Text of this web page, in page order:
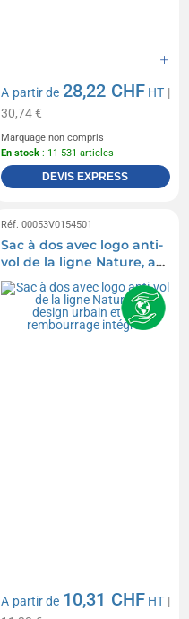
A partir de 28,22 CHF HT |
30,74 €
Marquage non compris
En stock : 11 531 articles
DEVIS EXPRESS
Réf. 00053V0154501
Sac à dos avec logo anti-
vol de la ligne Nature, au
design urbain et au
rembourrage intégral
A partir de 10,31 CHF HT |